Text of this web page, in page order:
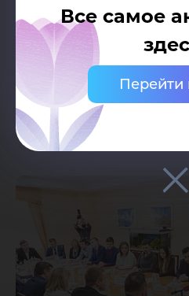
Все самое
Перейти
ребят, чтобы
добычи нефти,
инновациями. А потом,
на работу».